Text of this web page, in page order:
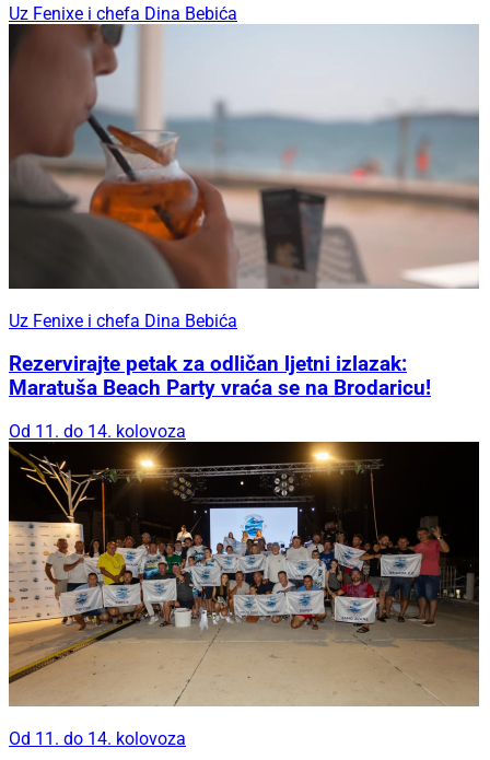
Uz Fenixe i chefa Dina Bebića
Uz Fenixe i chefa Dina Bebića
Rezervirajte petak za odličan ljetni izlazak:
Maratuša Beach Party vraća se na Brodaricu!
Od 11. do 14. kolovoza
Od 11. do 14. kolovoza